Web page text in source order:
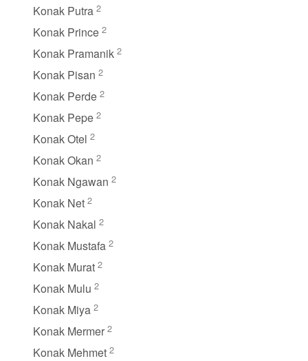
Konak Putra 2
Konak Prince 2
Konak Pramanik 2
Konak Pisan 2
Konak Perde 2
Konak Pepe 2
Konak Otel 2
Konak Okan 2
Konak Ngawan 2
Konak Net 2
Konak Nakal 2
Konak Mustafa 2
Konak Murat 2
Konak Mulu 2
Konak Miya 2
Konak Mermer 2
Konak Mehmet 2